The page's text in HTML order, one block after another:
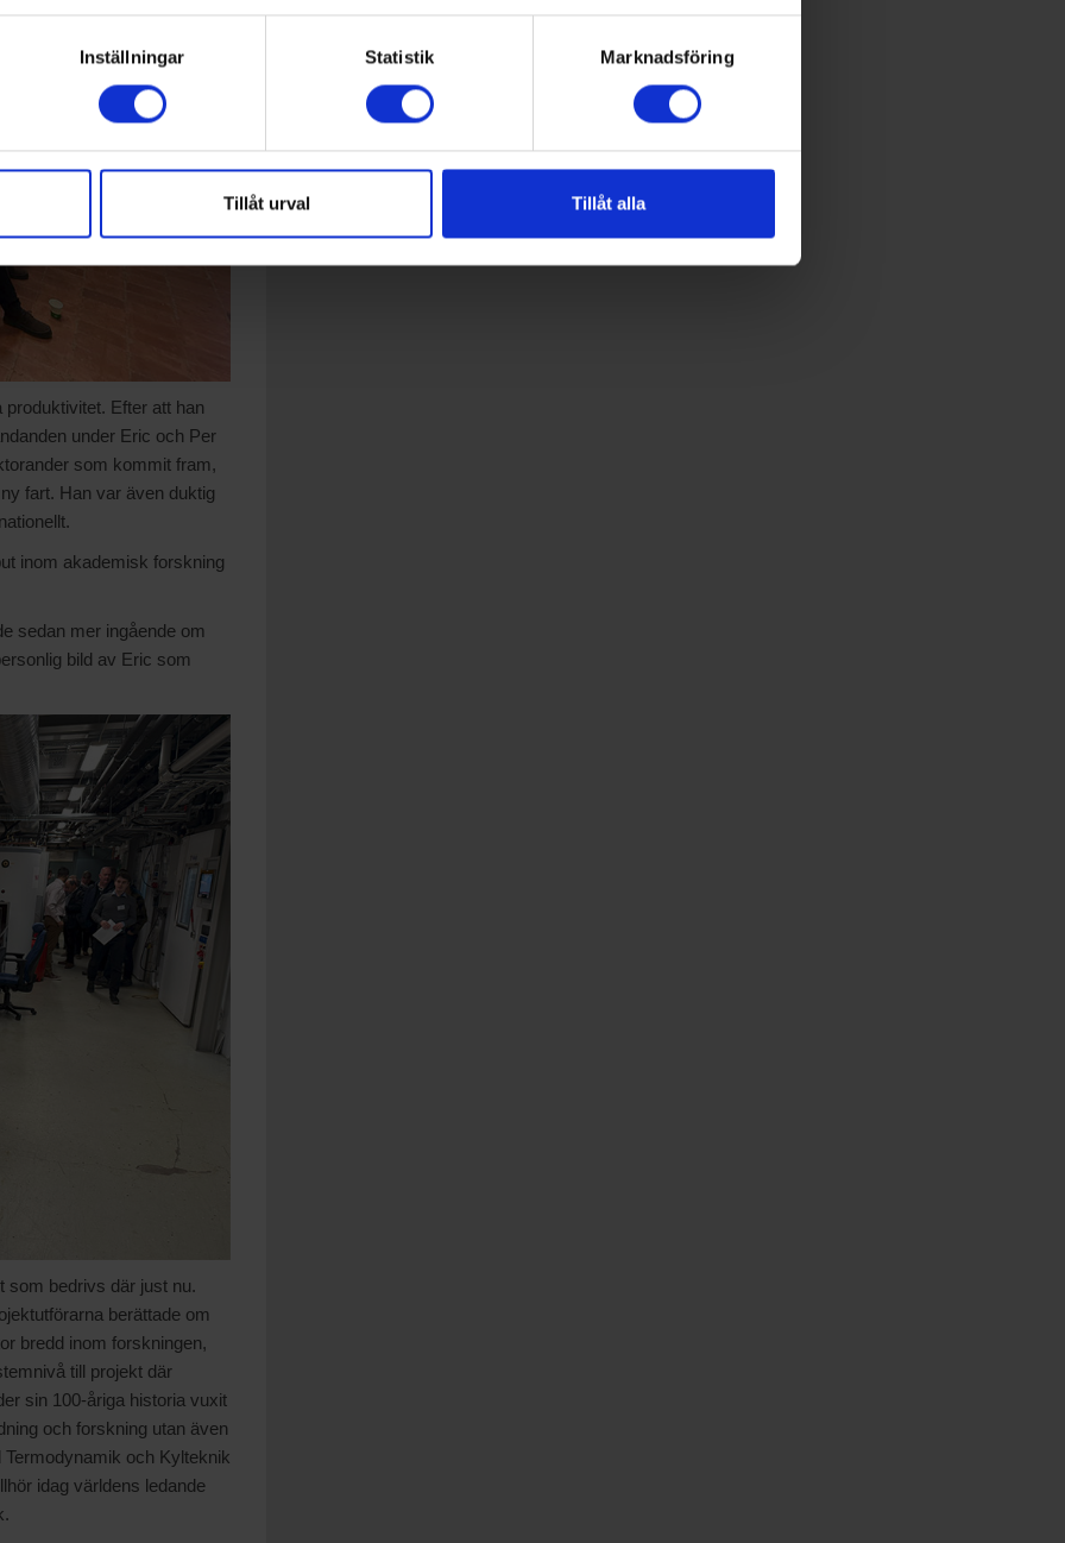
Inställningar Statistik Marknadsföring
Tillåt urval Tillåt alla
Efter att han
under Eric och Per
som kommit fram,
fart. Han var även duktig
inom akademisk forskning
sedan mer ingående om
bild av Eric som
som bedrivs där just nu.
berättade om
bredd inom forskningen,
till projekt där
sin 100-åriga historia vuxit
och forskning utan även
och Kylteknik
idag världens ledande